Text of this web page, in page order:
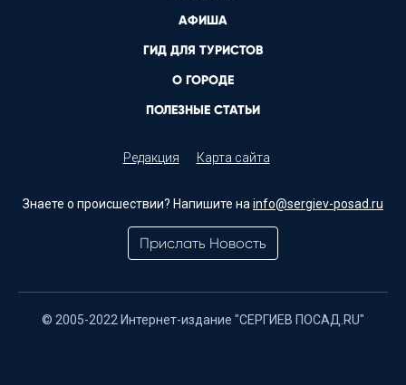
АФИША
ГИД ДЛЯ ТУРИСТОВ
О ГОРОДЕ
ПОЛЕЗНЫЕ СТАТЬИ
Редакция Карта сайта
Знаете о происшествии? Напишите на info@sergiev-posad.ru
Прислать Новость
© 2005-2022 Интернет-издание "СЕРГИЕВ ПОСАД.RU"